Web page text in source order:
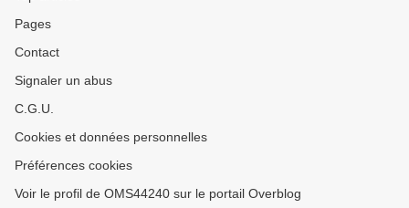
Pages
Contact
Signaler un abus
C.G.U.
Cookies et données personnelles
Préférences cookies
Voir le profil de OMS44240 sur le portail Overblog